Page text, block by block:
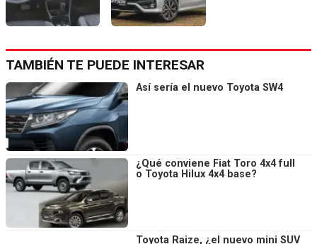
TAMBIÉN TE PUEDE INTERESAR
Así sería el nuevo Toyota SW4
¿Qué conviene Fiat Toro 4x4 full
o Toyota Hilux 4x4 base?
Toyota Raize, ¿el nuevo mini SUV